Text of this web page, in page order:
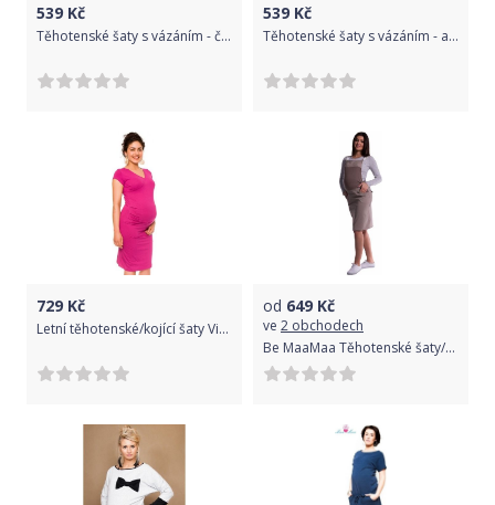
539 Kč
Těhotenské šaty s vázáním - červené, Velikosti těh. moda XL (42)
539 Kč
Těhotenské šaty s vázáním - amarant, Velikosti těh. moda XXL (44)
729 Kč
Letní těhotenské/kojící šaty Violet - tmavě růžová, Velikosti těh. moda S (36)
od 649 Kč
ve 2 obchodech
Be MaaMaa Těhotenské šaty/sukně s láclem - cappucino - XL